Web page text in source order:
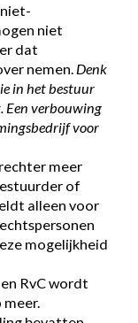
niet
dat
nemen. Denk
in het bestuur
Een verbouwing
voor
meer
of
alleen voor
mogelijkheid
RvC wordt